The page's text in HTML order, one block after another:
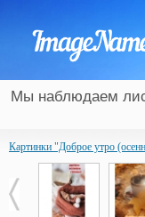
Мы наблюдаем
Картинки "Доброе утро